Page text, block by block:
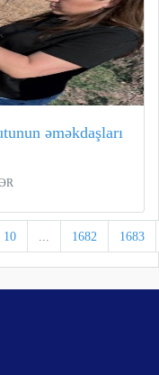
əməkdaşları
10 ... 1682 1683